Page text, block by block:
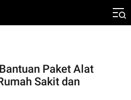
Paket Alat
Sakit dan